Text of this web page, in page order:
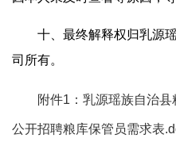
十、最终解释权归乳源瑶
司所有。
附件1：乳源瑶族自治
公开招聘粮库保管员需求表